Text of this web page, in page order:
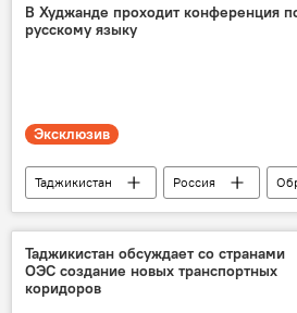
В Худжанде проходит конференция
русскому языку
Эксклюзив
Таджикистан Россия
русский язык
Минобрнауки
Таджикистан обсуждает со странами
ОЭС создание новых транспортных
коридоров